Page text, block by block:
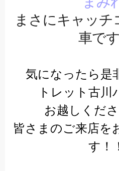
まさにキャッチ
車で
気になったら是
トレット古川
お越しくだ
皆さまのご来店を
す！